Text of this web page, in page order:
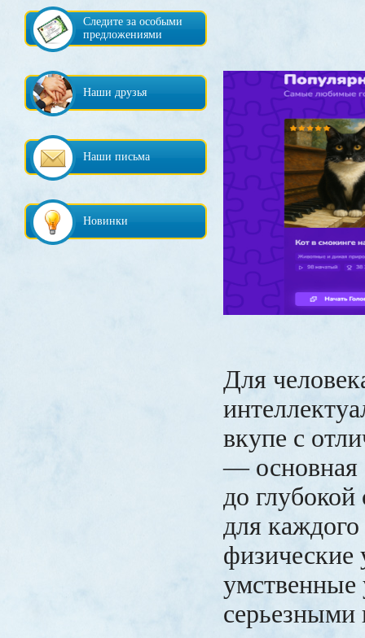
Следите за особыми
предложениями
Наши друзья
Наши письма
Новинки
Для
вкупе с
— основная
до
для каждого
физические
умственные
серьезными